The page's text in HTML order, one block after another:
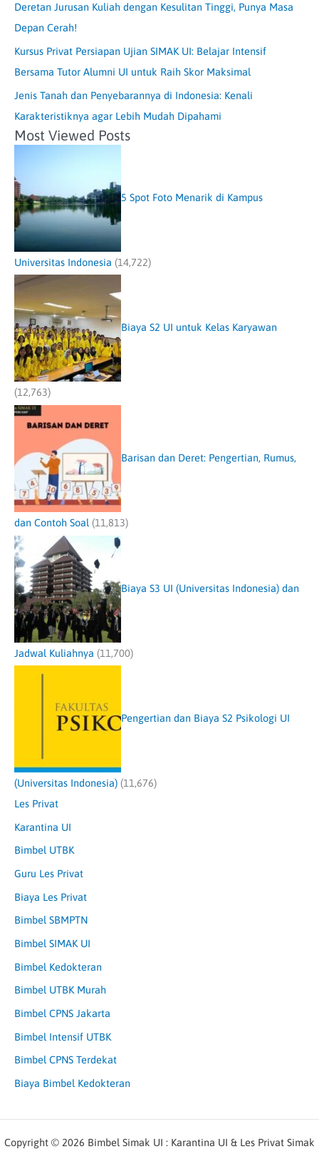
Deretan Jurusan Kuliah dengan Kesulitan Tinggi, Punya Masa
Depan Cerah!
Kursus Privat Persiapan Ujian SIMAK UI: Belajar Intensif
Bersama Tutor Alumni UI untuk Raih Skor Maksimal
Jenis Tanah dan Penyebarannya di Indonesia: Kenali
Karakteristiknya agar Lebih Mudah Dipahami
Most Viewed Posts
5 Spot Foto Menarik di Kampus
Universitas Indonesia (14,722)
Biaya S2 UI untuk Kelas Karyawan
(12,763)
Barisan dan Deret: Pengertian, Rumus,
dan Contoh Soal (11,813)
Biaya S3 UI (Universitas Indonesia) dan
Jadwal Kuliahnya (11,700)
Pengertian dan Biaya S2 Psikologi UI
(Universitas Indonesia) (11,676)
Les Privat
Karantina UI
Bimbel UTBK
Guru Les Privat
Biaya Les Privat
Bimbel SBMPTN
Bimbel SIMAK UI
Bimbel Kedokteran
Bimbel UTBK Murah
Bimbel CPNS Jakarta
Bimbel Intensif UTBK
Bimbel CPNS Terdekat
Biaya Bimbel Kedokteran
Copyright © 2026 Bimbel Simak UI : Karantina UI & Les Privat Simak